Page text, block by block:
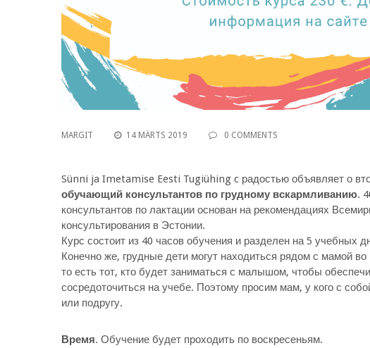
MARGIT 14 MÄRTS 2019 0 COMMENTS
Sünni ja Imetamise Eesti Tugiühing c радостью объявляет о
обучающий консультантов по грудному вскармливанию.
консультантов по лактации основан на рекомендациях
консультирования в Эстонии.
Курс состоит из 40 часов обучения и разделен на 5 учебных
Конечно же, грудные дети могут находиться рядом с мамой
то есть тот, кто будет заниматься с малышом, чтобы
сосредоточиться на учебе. Поэтому просим мам, у кого с
или подругу.
Время. Обучение будет проходить по воскресеньям.